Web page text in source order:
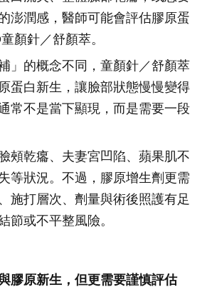
澎潤感，醫師可能會評估膠原蛋
顏針／舒顏萃。
」的概念不同，童顏針／舒顏萃
蛋白新生，讓臉部狀態慢慢變得
常不是當下顯現，而是需要一段
頰乾癟、夫妻宮凹陷、蘋果肌不
等狀況。不過，膠原增生劑更需
施打層次、劑量與術後照護有足
節或不平整風險。
膠原新生，但更需要謹慎評估